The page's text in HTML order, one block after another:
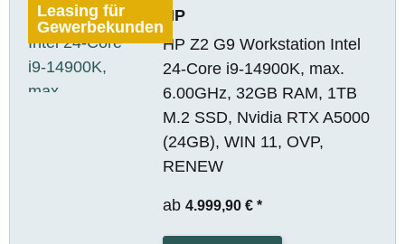
Leasing für
Gewerbekunden
HP
HP Z2 G9 Workstation Intel
24-Core i9-14900K, max.
6.00GHz, 32GB RAM, 1TB
M.2 SSD, Nvidia RTX A5000
(24GB), WIN 11, OVP,
RENEW
ab 4.999,90 € *